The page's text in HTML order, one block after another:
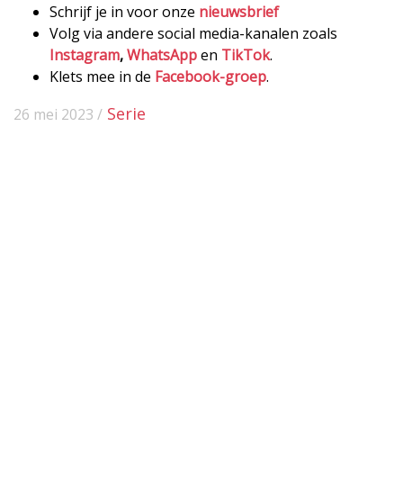
Schrijf je in voor onze nieuwsbrief
Volg via andere social media-kanalen zoals
Instagram,WhatsAppen TikTok.
Klets mee in de Facebook-groep.
26 mei 2023 / Serie